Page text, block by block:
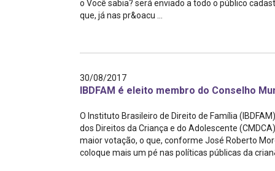
o Você sabia? será enviado a todo o público
que, já nas pr&oacu ...
30/08/2017
IBDFAM é eleito membro do Conselho
O Instituto Brasileiro de Direito de Família
dos Direitos da Criança e do Adolescente
maior votação, o que, conforme José Roberto
coloque mais um pé nas políticas públicas da